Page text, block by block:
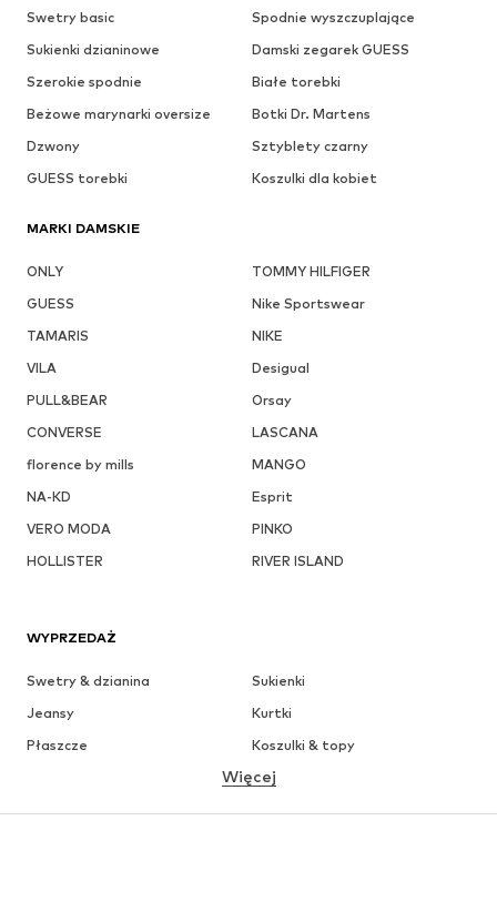
Swetry basic
Spodnie wyszczuplające
Sukienki dzianinowe
Damski zegarek GUESS
Szerokie spodnie
Białe torebki
Beżowe marynarki oversize
Botki Dr. Martens
Dzwony
Sztyblety czarny
GUESS torebki
Koszulki dla kobiet
MARKI DAMSKIE
ONLY
TOMMY HILFIGER
GUESS
Nike Sportswear
TAMARIS
NIKE
VILA
Desigual
PULL&BEAR
Orsay
CONVERSE
LASCANA
florence by mills
MANGO
NA-KD
Esprit
VERO MODA
PINKO
HOLLISTER
RIVER ISLAND
WYPRZEDAŻ
Swetry & dzianina
Sukienki
Jeansy
Kurtki
Płaszcze
Koszulki & topy
Bielizna
Więcej